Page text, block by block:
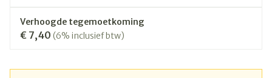
Verhoogde tegemoetkoming
€ 7,40 (6% inclusief btw)